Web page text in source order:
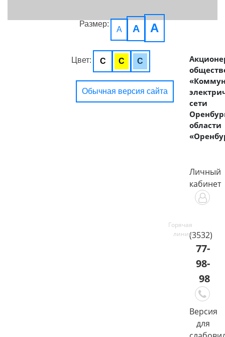
Размер:
A A A
Цвет: C C C
Обычная версия сайта
сети
области
Личный
кабинет
(3532)
77-
98-
98
Версия
для